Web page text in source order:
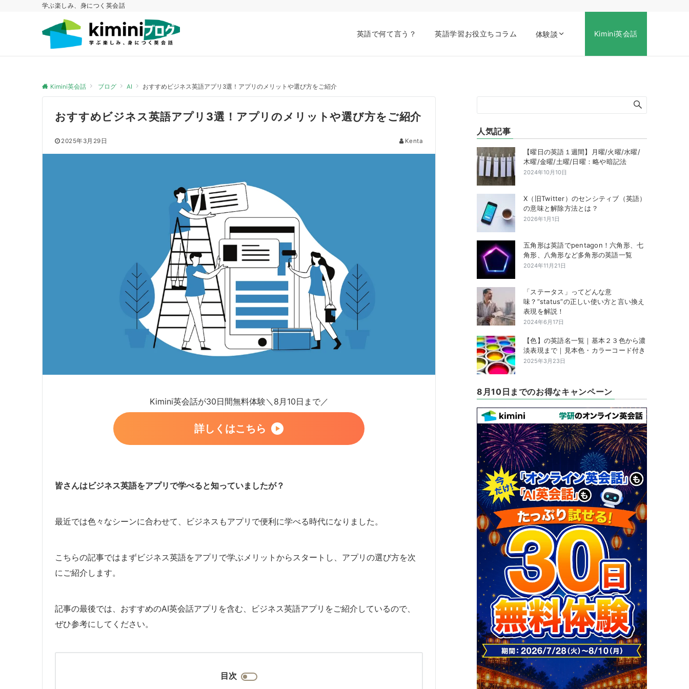
学ぶ楽しみ、身につく英会話
英語で何て言う？ 英語学習お役立ちコラム 体験談 Kimini英会話
Kimini英会話 ブログ AI おすすめビジネス英語アプリ3選！アプリのメリットや選び方をご紹介
おすすめビジネス英語アプリ3選！アプリのメリットや選び方をご紹介
2025年3月29日 Kenta
Kimini英会話が30日間無料体験＼8月10日まで／
詳しくはこちら
皆さんはビジネス英語をアプリで学べると知っていましたが？
最近では色々なシーンに合わせて、ビジネスもアプリで便利に学べる時代になりました。
こちらの記事ではまずビジネス英語をアプリで学ぶメリットからスタートし、アプリの選び方を次
にご紹介します。
記事の最後では、おすすめのAI英会話アプリを含む、ビジネス英語アプリをご紹介しているので、
ぜひ参考にしてください。
目次
人気記事
【曜日の英語１週間】月曜/火曜/水曜/
木曜/金曜/土曜/日曜：略や暗記法
2024年10月10日
X（旧Twitter）のセンシティブ（英語）
の意味と解除方法とは？
2026年1月1日
五角形は英語でpentagon！六角形、七
角形、八角形など多角形の英語一覧
2024年11月21日
「ステータス」ってどんな意
味？”status”の正しい使い方と言い換え
表現を解説！
2024年6月17日
【色】の英語名一覧｜基本２３色から濃
淡表現まで｜見本色・カラーコード付き
2025年3月23日
8月10日までのお得なキャンペーン